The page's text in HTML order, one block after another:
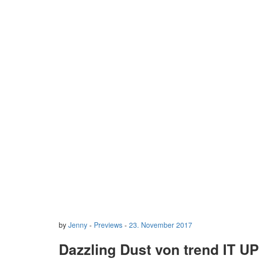
by Jenny - Previews - 23. November 2017
Dazzling Dust von trend IT UP